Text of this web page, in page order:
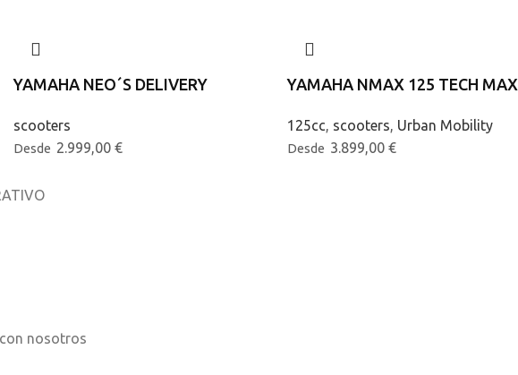
YAMAHA NEO´S DELIVERY
scooters
Desde 2.999,00 €
YAMAHA NMAX 125 TECH MAX
125cc, scooters, Urban Mobility
Desde 3.899,00 €
nosotros